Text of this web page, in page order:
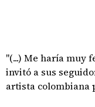
"(...) Me haría muy
invitó a sus
artista colombiana